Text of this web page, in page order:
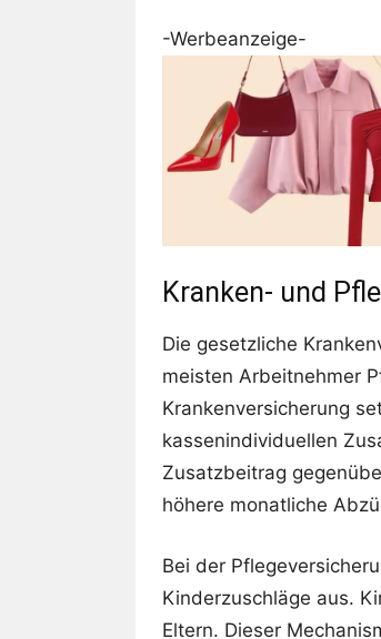
-Werbeanzeige-
Kranken- und
Die gesetzliche
meisten Arbeitnehmer
Krankenversicherung
kassenindividuellen
Zusatzbeitrag
höhere monatliche
Bei der
Kinderzuschläge aus.
Eltern. Dieser